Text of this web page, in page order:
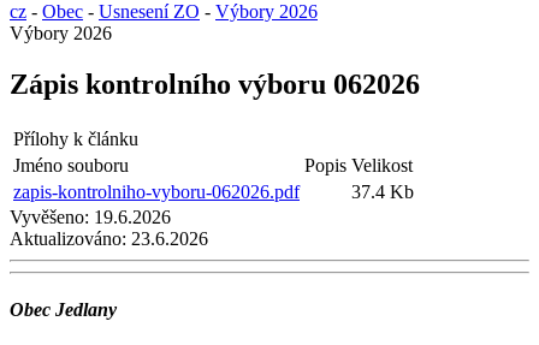
cz - Obec - Usnesení ZO - Výbory 2026
Výbory 2026
Zápis kontrolního výboru 062026
Přílohy k článku
Jméno souboru
Popis Velikost
zapis-kontrolniho-vyboru-062026.pdf
37.4 Kb
Vyvěšeno: 19.6.2026
Aktualizováno: 23.6.2026
Obec Jedlany